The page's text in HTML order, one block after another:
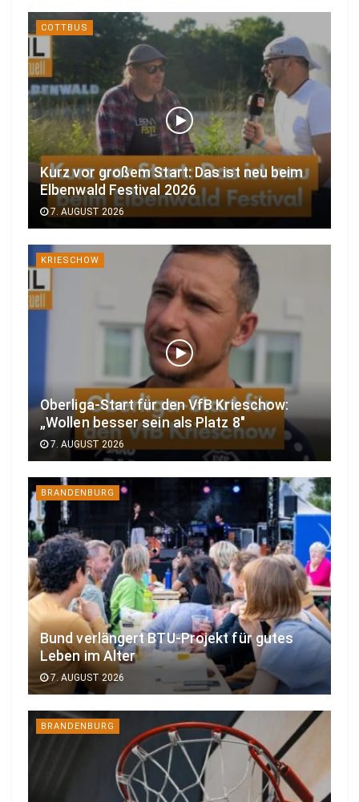
COTTBUS
Kurz vor großem Start: Das ist neu beim
Elbenwald Festival 2026
7. AUGUST 2026
KRIESCHOW
Oberliga-Start für den VfB Krieschow:
„Wollen besser sein als Platz 8″
7. AUGUST 2026
BRANDENBURG
Bund verlängert BTU-Projekt für gutes
Leben im Alter
7. AUGUST 2026
BRANDENBURG